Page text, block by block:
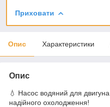
Приховати
Опис Характеристики
Опис
💧 Насос водяний для
надійного охолодження!